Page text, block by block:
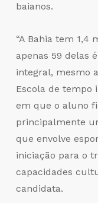
baianos.
“A Bahia tem 1,4
apenas 59 delas
integral, mesmo
Escola de tempo
em que o aluno
principalmente
que envolve
iniciação para o
capacidades
candidata.